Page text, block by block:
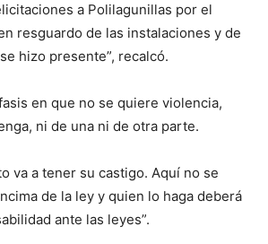
a Polilagunillas por el
resguardo de las instalaciones y de
hizo presente”, recalcó.
en que no se quiere violencia,
ni de una ni de otra parte.
va a tener su castigo. Aquí no se
de la ley y quien lo haga deberá
ante las leyes”.